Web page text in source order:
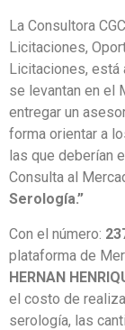
La Consultora
Licitaciones,
Licitaciones, está
se levantan en el
entregar un
forma orientar a
las que deberían
Consulta al
Serología.”
Con el número:
plataforma de
HERNAN
el costo de
serología, las